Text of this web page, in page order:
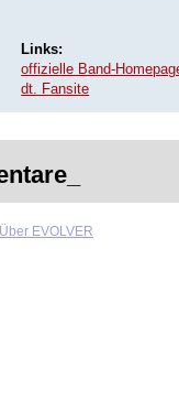
Links:
offizielle Band-
dt. Fansite
Über EVOLVER